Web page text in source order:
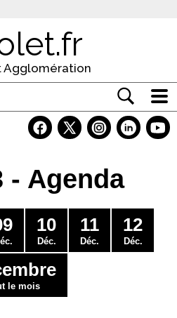
Agglomération
- Agenda
10
Déc.
11
Déc.
12
Déc.
le mois